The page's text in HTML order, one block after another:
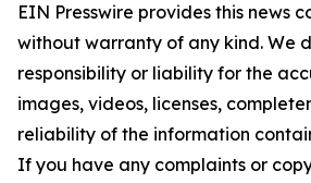
EIN Presswire provides this news
without warranty of any kind. We
responsibility or liability for the
images, videos, licenses,
reliability of the information
If you have any complaints or